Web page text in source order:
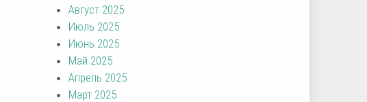
Август 2025
Июль 2025
Июнь 2025
Май 2025
Апрель 2025
Март 2025